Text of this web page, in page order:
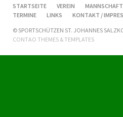
NAVIGATION
ÜBERSPRINGEN
STARTSEITE VEREIN
TERMINE
LINKS
KONTAKT /
© SPORTSCHÜTZEN ST. JOHANNES
CONTAO THEMES & TEMPLATES